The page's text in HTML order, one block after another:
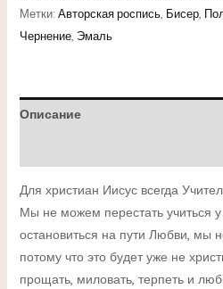
Метки: Авторская роспись, Бисер,
Чернение, Эмаль
Описание
Для христиан Иисус всегда
Мы не можем перестать учиться
остановиться на пути Любви, мы
потому что это будет уже не
прощать, миловать, терпеть и